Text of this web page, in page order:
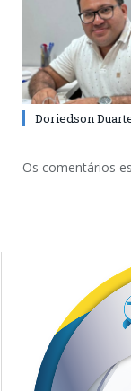
Doriedson
Os comentários